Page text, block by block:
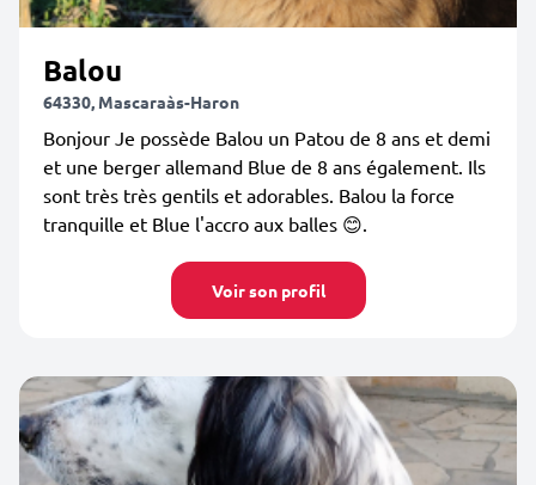
Balou
64330, Mascaraàs-Haron
Bonjour Je possède Balou un Patou de 8 ans et demi
et une berger allemand Blue de 8 ans également. Ils
sont très très gentils et adorables. Balou la force
tranquille et Blue l'accro aux balles 😊.
Voir son profil